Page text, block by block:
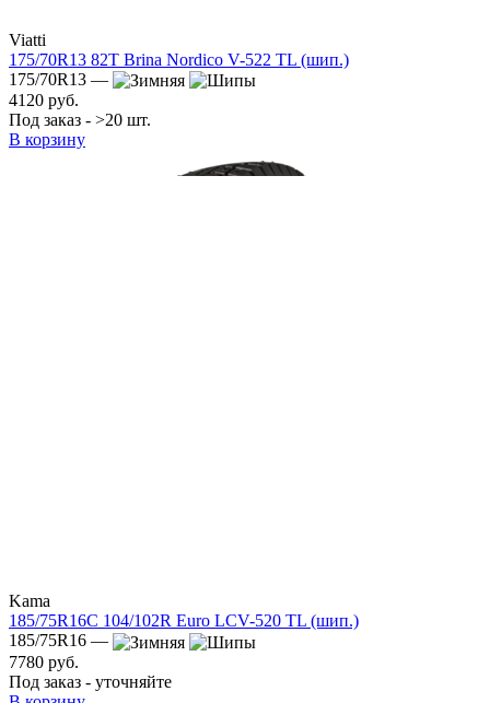
Viatti
175/70R13 82T Brina Nordico V-522 TL (шип.)
175/70R13 —
4120 руб.
Под заказ - >20 шт.
В корзину
Kama
185/75R16C 104/102R Euro LCV-520 TL (шип.)
185/75R16 —
7780 руб.
Под заказ - уточняйте